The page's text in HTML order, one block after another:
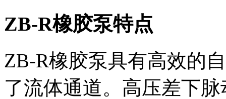
ZB-R橡胶泵特点
ZB-R橡胶泵具有高效的
了流体通道。高压差下